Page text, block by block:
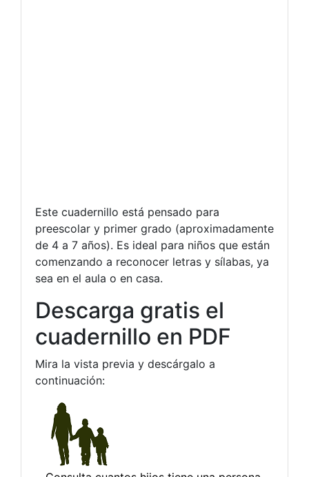
Este cuadernillo está pensado para
preescolar y primer grado (aproximadamente
de 4 a 7 años). Es ideal para niños que están
comenzando a reconocer letras y sílabas, ya
sea en el aula o en casa.
Descarga gratis el
cuadernillo en PDF
Mira la vista previa y descárgalo a
continuación: